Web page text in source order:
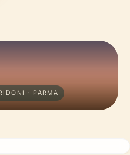
· PARMA